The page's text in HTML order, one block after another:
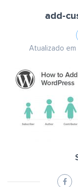
add-
Atualizado em